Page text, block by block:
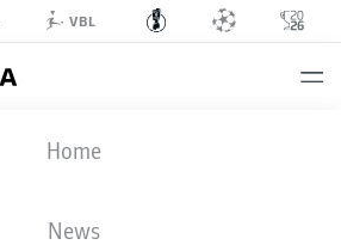
VBL
Home
News
DFB POKAL
WMA- FCK